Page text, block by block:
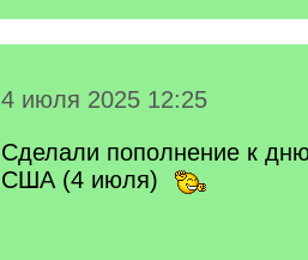
4 июля 2025 12:25
Сделали пополнение к
США (4 июля)